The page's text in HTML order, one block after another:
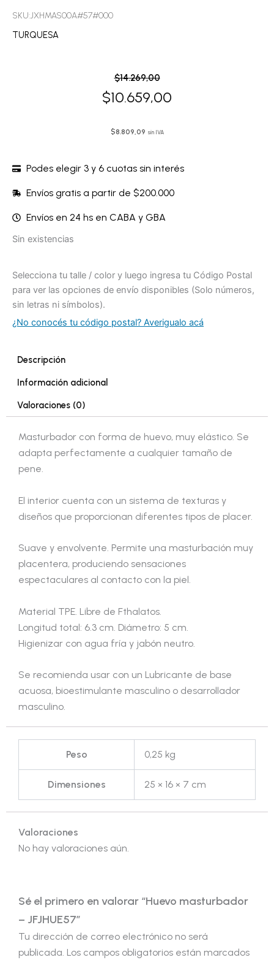
SKU:JXHMAS00A#57#000
TURQUESA
$14.269,00
El
precio
original
$14.269,00.
$10.659,00
El
precio
actual
$10.659,00.
$8.809,09 sin IVA
Podes elegir 3 y 6 cuotas sin interés
Envíos gratis a partir de $200.000
Envíos en 24 hs en CABA y GBA
Sin existencias
Selecciona tu talle / color y luego ingresa tu Código Postal
para ver las opciones de envío disponibles (Solo números,
sin letras ni símbolos).
¿No conocés tu código postal? Averigualo acá
Descripción
Información adicional
Valoraciones (0)
Masturbador con forma de huevo, muy elástico. Se
adapta perfectamente a cualquier tamaño de
pene.
El interior cuenta con un sistema de texturas y
diseños que proporcionan diferentes tipos de placer.
Suave y envolvente. Permite una masturbación muy
placentera, produciendo sensaciones
espectaculares al contacto con la piel.
Material TPE. Libre de Fthalatos.
Longitud total: 6.3 cm. Diámetro: 5 cm.
Higienizar con agua fría y jabón neutro.
Se recomienda usar con un Lubricante de base
acuosa, bioestimulante masculino o desarrollador
masculino.
Peso 0,25 kg
Dimensiones 25 × 16 × 7 cm
Valoraciones
No hay valoraciones aún.
Sé el primero en valorar “Huevo masturbador
– JFJHUE57”
Tu dirección de correo electrónico no será
publicada. Los campos obligatorios están marcados